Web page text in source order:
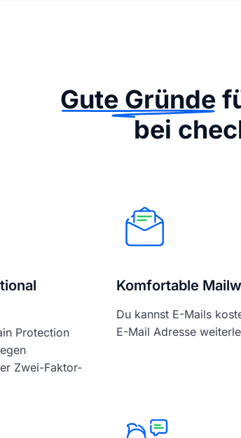
Gute Gründe
bei
Protection
Zwei-Faktor-
Komfortable
Du kannst E-Mails
E-Mail Adresse